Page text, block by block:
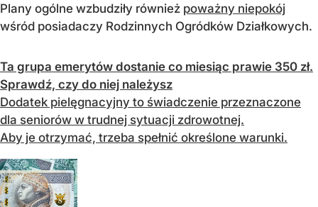
Plany ogólne wzbudziły również poważny niepokój
wśród posiadaczy Rodzinnych Ogródków Działkowych.
Ta grupa emerytów dostanie co miesiąc prawie 350 zł.
Sprawdź, czy do niej należysz
Dodatek pielęgnacyjny to świadczenie przeznaczone
dla seniorów w trudnej sytuacji zdrowotnej.
Aby je otrzymać, trzeba spełnić określone warunki.